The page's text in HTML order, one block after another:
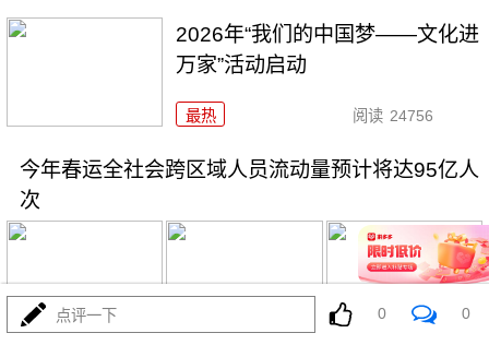
2026年“我们的中国梦——文化进
万家”活动启动
最热 阅读 24756
今年春运全社会跨区域人员流动量预计将达95亿人
次
点评一下 0 0